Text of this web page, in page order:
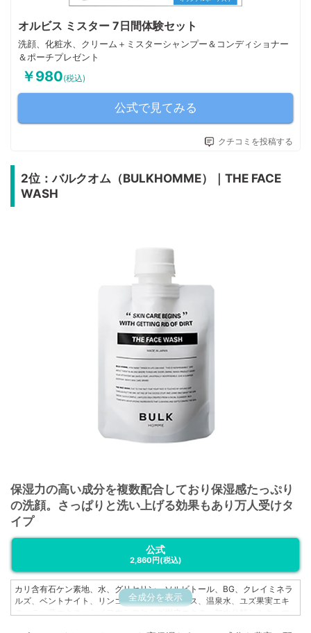
オルビス ミスター 7日間体験セット
洗顔、化粧水、クリーム＋ミスターシャンプー＆コンディショナー
＆ポーチプレゼント
￥980(税込)
公式で見てみる
クチコミを投稿する
2位：バルクオム（BULKHOMME）｜THE FACE
WASH
保湿力の高い成分を複数配合しており保湿感たっぷり
の洗顔。さっぱりと洗い上げる効果もあり万人受けタ
イプ
公式
2,860円(税込)
全成分を表示
カリ含有石ケン素地、水、グリセリン、ソルビトール、BG、クレイミネラ
ルズ、ベントナイト、リンゴ果実培養細胞エキス、温泉水、ユズ果実エキ